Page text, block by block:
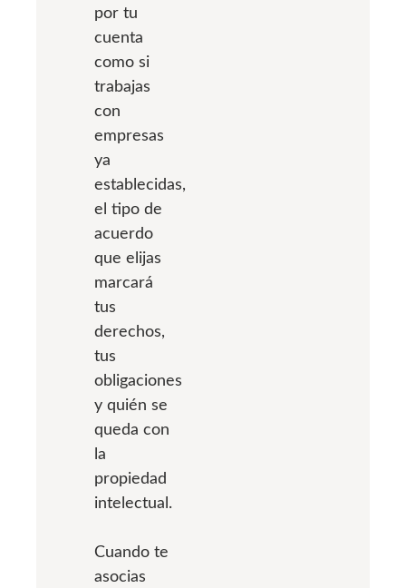
por tu
cuenta
como si
trabajas
con
empresas
ya
establecidas,
el tipo de
acuerdo
que elijas
marcará
tus
derechos,
tus
obligaciones
y quién se
queda con
la
propiedad
intelectual.
Cuando te
asocias